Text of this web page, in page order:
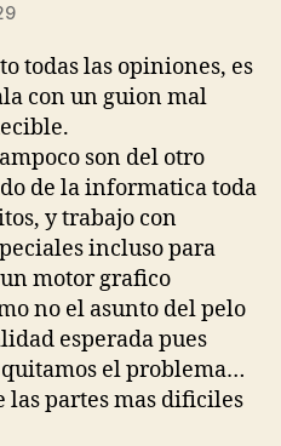
todas las opiniones, es
con un guion mal
son del otro
de la informatica toda
y trabajo con
incluso para
motor grafico
no el asunto del pelo
esperada pues
el problema…
las partes mas dificiles